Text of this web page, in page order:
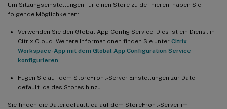
Um Sitzungseinstellungen für einen Store zu definieren, haben Sie
folgende Möglichkeiten:
Verwenden Sie den Global App Config Service. Dies ist ein Dienst in
Citrix Cloud. Weitere Informationen finden Sie unter Citrix
Workspace-App mit dem Global App Configuration Service
konfigurieren
Fügen Sie auf dem StoreFront-Server Einstellungen zur Datei
default.ica des Stores hinzu.
Sie finden die Datei default.ica auf dem StoreFront-Server im